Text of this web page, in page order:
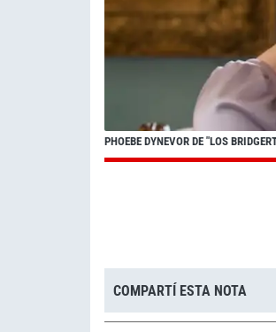
PHOEBE DYNEVOR DE "LOS
COMPARTÍ ESTA NOTA